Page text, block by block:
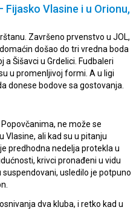
Fijasko Vlasine i u Orionu,
Završeno prvenstvo u JOL,
došao do tri vredna boda
a Šišavci u Grdelici. Fudbaleri
u promenljivoj formi. A u ligi
donese bodove sa gostovanja.
ne može se
ali kad su u pitanju
predhodna nedelja protekla u
krivci pronađeni u vidu
usledilo je potpuno
dva kluba, i retko kad u